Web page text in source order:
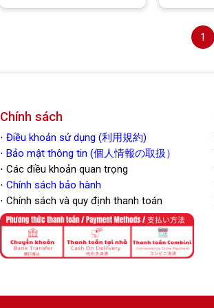
Yêu thích
1
Chính sách
⋅ Điều khoản sử dụng (利用規約)
⋅ Bảo mật thông tin (個人情報の取扱）
⋅ Các điều khoản quan trọng
⋅ Chính sách bảo hành
⋅ Chính sách và quy định thanh toán